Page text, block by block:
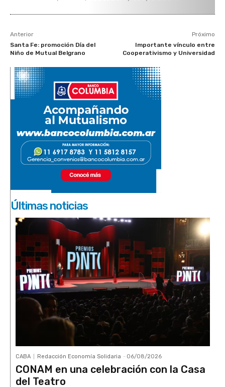
Anterior
Santa Fe: promoción Día del
Niño de Mutual Belgrano
Próximo
Importante vínculo entre
Cooperativismo y Universidad
Últimas noticias
CABA Redacción Economía Solidaria - 06/08/2026
CONAM en una celebración con la Casa
del Teatro